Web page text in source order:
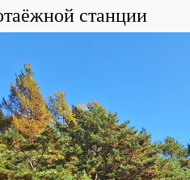
станции
E (view at maps of
В. Л. Комарова (и село
реки Комаровка. По соседству
Расстояние до Уссурийска (через
км.
plants & lichens(117)